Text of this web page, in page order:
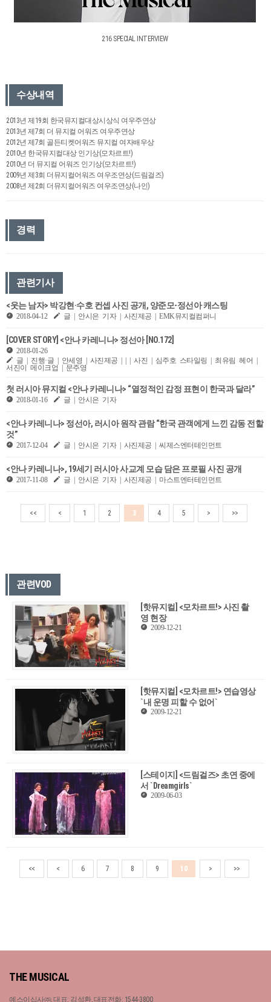
216 SPECIAL INTERVIEW
수상내역
2013년 제19회 한국뮤지컬대상시상식 여우주연상
2013년 제7회 더 뮤지컬 어워즈 여우주연상
2012년 제7회 골든티켓어워즈 뮤지컬 여자배우상
2010년 한국뮤지컬대상 인기상(모차르트!)
2010년 더 뮤지컬 어워즈 인기상(모차르트!)
2009년 제3회 더뮤지컬어워즈 여우조연상(드림걸즈)
2008년 제2회 더뮤지컬어워즈 여우조연상(나인)
경력
관련기사
<웃는 남자> 박강현·수호 컨셉 사진 공개, 양준모-정선아 캐스팅
2018-04-12 글 | 안시은 기자 | 사진제공 | EMK뮤지컬컴퍼니
[COVER STORY] <안나 카레니나> 정선아 [NO.172]
2018-01-26
글 | 진행·글 | 안세영 | 사진제공 | | | 사진 | 심주호 스타일링 | 최유림 헤어 |
서진이 메이크업 | 문주영
첫 러시아 뮤지컬 <안나 카레니나> “열정적인 감정 표현이 한국과 달라”
2018-01-16 글 | 안시은 기자
<안나 카레니나> 정선아, 러시아 원작 관람 “한국 관객에게 느낀 감동 전할
것”
2017-12-04 글 | 안시은 기자 | 사진제공 | 씨제스엔터테인먼트
<안나 카레니나>, 19세기 러시아 사교계 모습 담은 프로필 사진 공개
2017-11-08 글 | 안시은 기자 | 사진제공 | 마스트엔터테인먼트
<< < 1 2 3 4 5 > >>
관련VOD
[핫뮤지컬] <모차르트!> 사진 촬
영 현장
2009-12-21
[핫뮤지컬] <모차르트!> 연습영상
`내 운명 피할 수 없어`
2009-12-21
[스테이지] <드림걸즈> 초연 중에
서 `Dreamgirls`
2009-06-03
<< < 6 7 8 9 10 > >>
THE MUSICAL
예스이십사㈜, 대표: 김석환, 대표전화: 1544-3800